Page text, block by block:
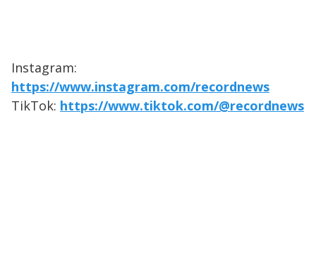
Instagram:
https://www.instagram.com/recordnews
TikTok: https://www.tiktok.com/@recordnews